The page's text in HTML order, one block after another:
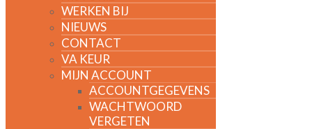
WERKEN BIJ
NIEUWS
CONTACT
VA KEUR
MIJN ACCOUNT
ACCOUNTGEGEVENS
WACHTWOORD
VERGETEN